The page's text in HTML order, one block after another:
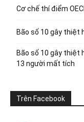
Cơ chế thí điểm
Bão số 10 gây thiệt
Bão số 10 gây thiệt
13 người mất tích
Trên Facebook